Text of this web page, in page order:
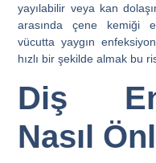
yayılabilir veya kan
arasında çene kemiği
vücutta yaygın
hızlı bir şekilde almak bu
Diş
Nasıl